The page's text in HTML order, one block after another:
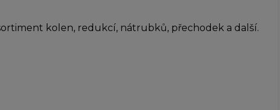
kolen, redukcí, nátrubků, přechodek a další.